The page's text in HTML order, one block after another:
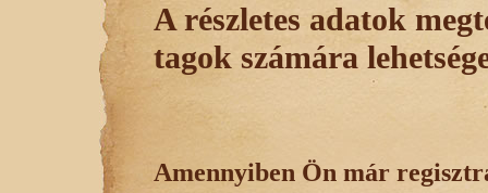
A részletes adatok
tagok számára
Amennyiben Ön már